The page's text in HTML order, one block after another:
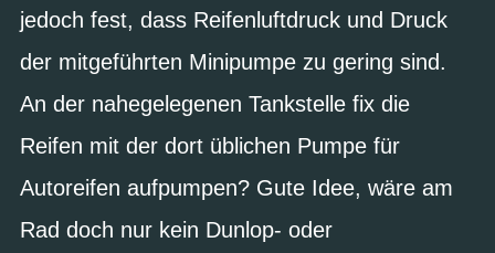
jedoch fest, dass Reifenluftdruck und Druck
der mitgeführten Minipumpe zu gering sind.
An der nahegelegenen Tankstelle fix die
Reifen mit der dort üblichen Pumpe für
Autoreifen aufpumpen? Gute Idee, wäre am
Rad doch nur kein Dunlop- oder